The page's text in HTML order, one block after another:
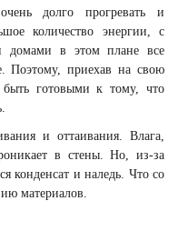
долго прогревать и
количество энергии, с
домами в этом плане все
Поэтому, приехав на свою
готовыми к тому, что
и оттаивания. Влага,
в стены. Но, из-за
конденсат и наледь. Что со
материалов.